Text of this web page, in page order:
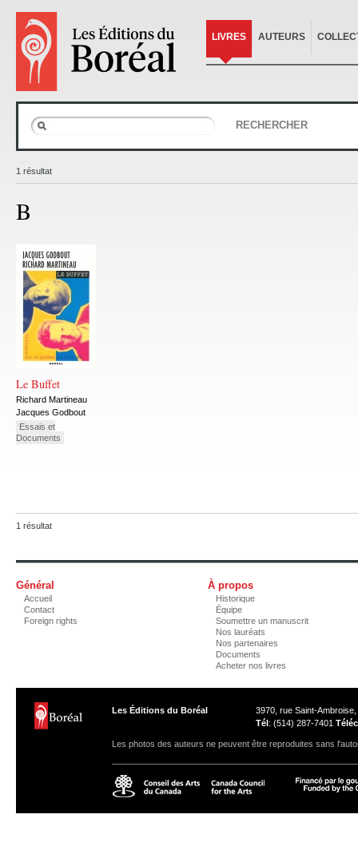
LIVRES AUTEURS
RECHERCHER
1 résultat
B
Le Buffet
Richard Martineau
Jacques Godbout
Essais et
Documents
1 résultat
Général
Accueil
Contact
Foreign rights
À propos
Historique
Équipe
Soumettre un manuscrit
Nos lauréats
Nos partenaires
Documents
Acheter nos livres
Les Éditions du Boréal
3970, rue Saint-
Tél: (514) 287-7401 Téléc
Les photos des auteurs ne peuvent être reproduites sans